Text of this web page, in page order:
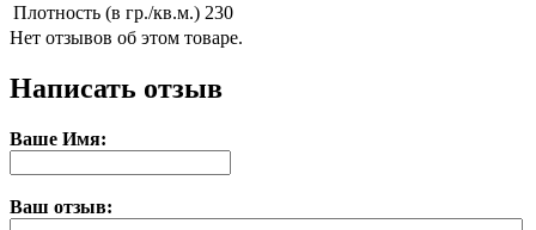
Плотность (в гр./кв.м.) 230
Нет отзывов об этом товаре.
Написать отзыв
Ваше Имя:
Ваш отзыв: